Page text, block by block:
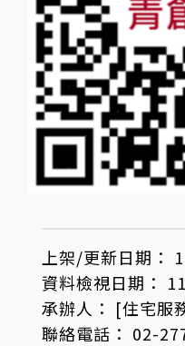
上架/更新日期：
資料檢視日期：
承辦人： [住宅服
聯絡電話： 02-